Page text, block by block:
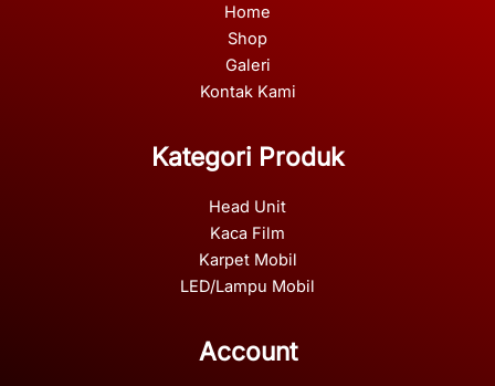
Home
Shop
Galeri
Kontak Kami
Kategori Produk
Head Unit
Kaca Film
Karpet Mobil
LED/Lampu Mobil
Account